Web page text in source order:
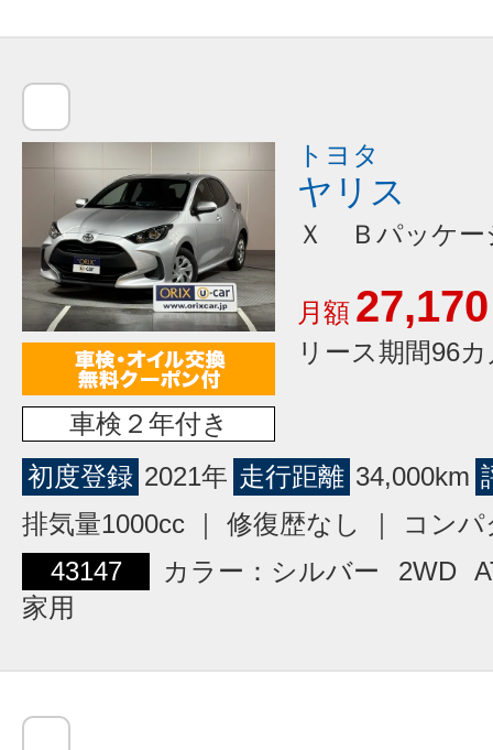
車検２年付き
トヨタ
ヤリス
Ｘ Ｂパッケー
月額 27,170
リース期間96
初度登録 2021年 走行距離 34,000km
排気量1000cc ｜ 修復歴なし ｜ コン
43147
カラー：シルバー 2WD
家用